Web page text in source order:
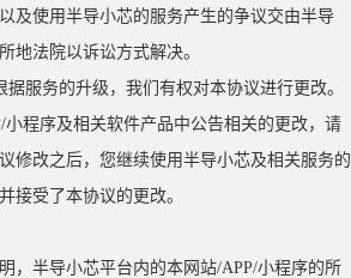
及使用半导小芯的服务产生的争议交由半导
地法院以诉讼方式解决。
据服务的升级，我们有权对本协议进行更改。
小程序及相关软件产品中公告相关的更改，请
修改之后，您继续使用半导小芯及相关服务的
接受了本协议的更改。
，半导小芯平台内的本网站/APP/小程序的所